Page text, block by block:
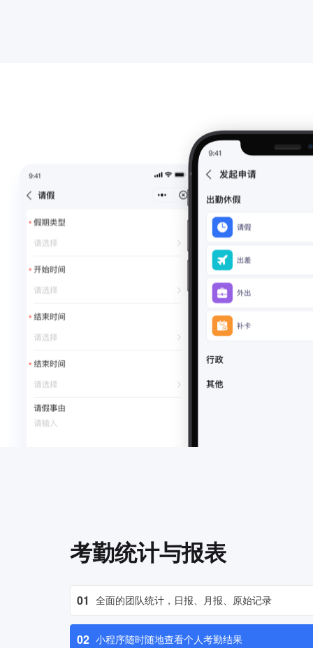
考勤统计与报表
01 全面的团队统计，日报、月报、原始记录
02 小程序随时随地查看个人考勤结果